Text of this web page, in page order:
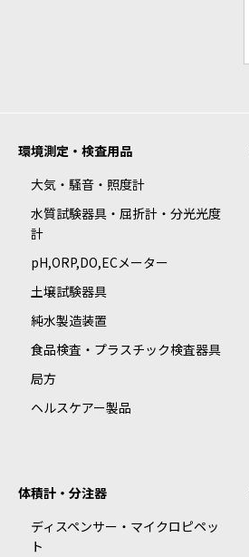
環境測定・検査用品
大気・騒音・照度計
水質試験器具・屈折計・分光光度
計
pH,ORP,DO,ECメーター
土壌試験器具
純水製造装置
食品検査・プラスチック検査器具
局方
ヘルスケアー製品
体積計・分注器
ディスペンサー・マイクロピペッ
ト